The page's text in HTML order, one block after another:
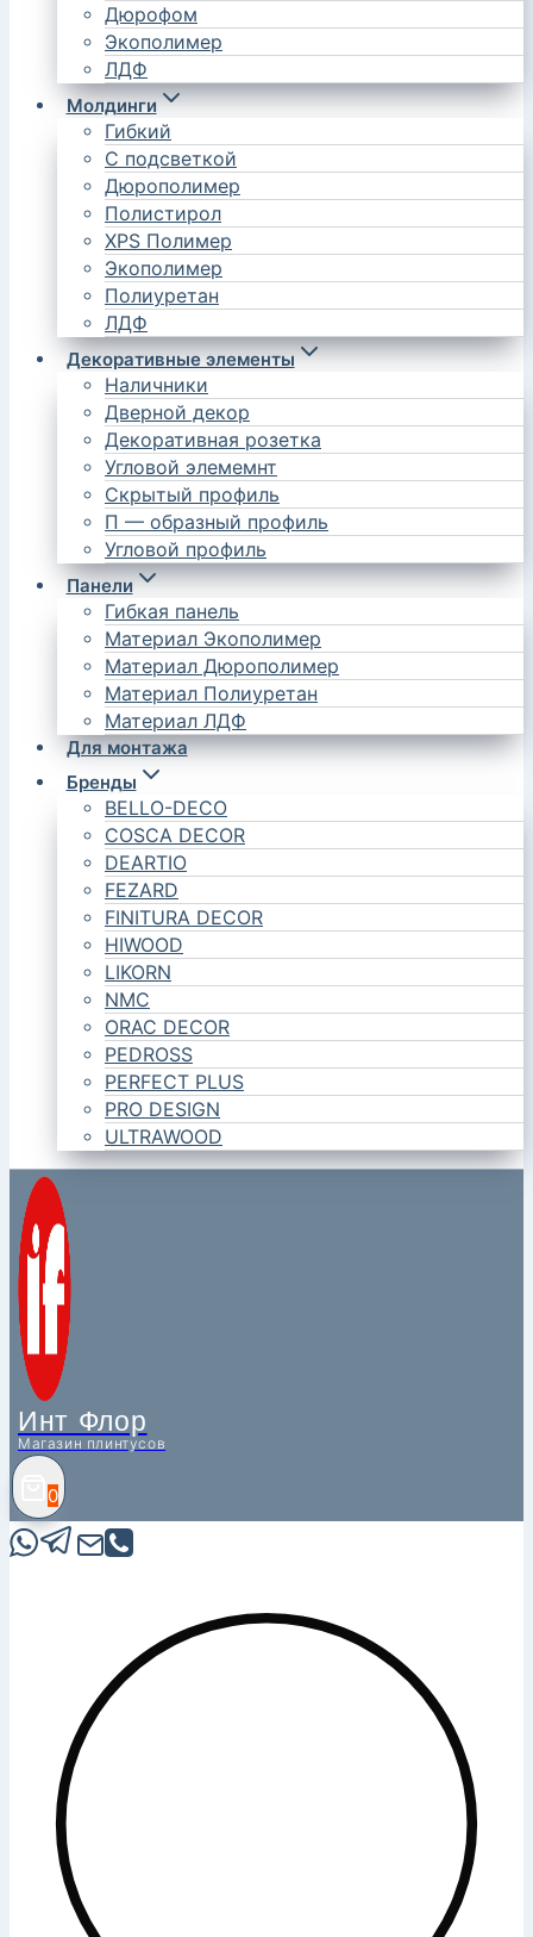
Дюрофом
Экополимер
ЛДФ
Молдинги
Гибкий
С подсветкой
Дюрополимер
Полистирол
XPS Полимер
Экополимер
Полиуретан
ЛДФ
Декоративные элементы
Наличники
Дверной декор
Декоративная розетка
Угловой элемемнт
Скрытый профиль
П — образный профиль
Угловой профиль
Панели
Гибкая панель
Материал Экополимер
Материал Дюрополимер
Материал Полиуретан
Материал ЛДФ
Для монтажа
Бренды
BELLO-DECO
COSCA DECOR
DEARTIO
FEZARD
FINITURA DECOR
HIWOOD
LIKORN
NMC
ORAC DECOR
PEDROSS
PERFECT PLUS
PRO DESIGN
ULTRAWOOD
Инт Флор
Магазин плинтусов
0